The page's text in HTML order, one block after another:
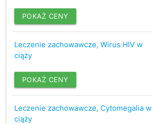
POKAŻ CENY
Leczenie zachowawcze, Wirus HIV w
ciąży
POKAŻ CENY
Leczenie zachowawcze, Cytomegalia w
ciąży